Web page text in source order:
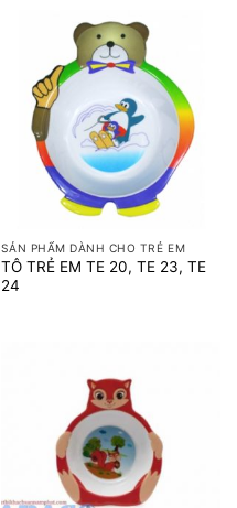
SẢN PHẨM DÀNH CHO TRẺ EM
TÔ TRẺ EM TE 20, TE 23, TE
24